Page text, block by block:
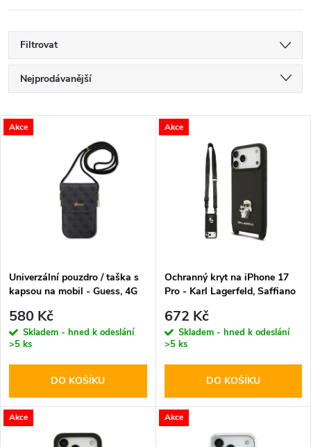
Filtrovat
Ř
a
p
r
o
d
u
Nejprodávanější
Nejdražší
V
s
p
r
o
d
Akce
Univerzální pouzdro / taška s
kapsou na mobil - Guess, 4G
580 Kč
Skladem - hned k odeslání
>5 ks
DO KOŠÍKU
Akce
Ochranný kryt na iPhone 17
Pro - Karl Lagerfeld, Saffiano
Black
672 Kč
Skladem - hned k odeslání
>5 ks
DO KOŠÍKU
Akce Akce